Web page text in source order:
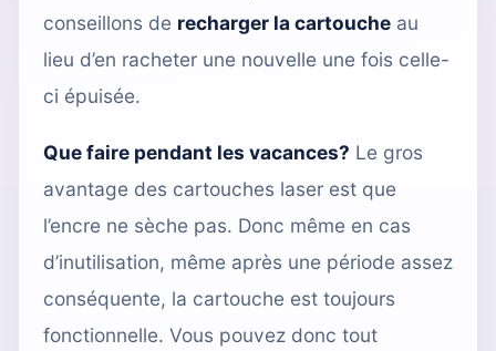
conseillons de recharger la cartouche au
lieu d’en racheter une nouvelle une fois celle-
ci épuisée.
Que faire pendant les vacances? Le gros
avantage des cartouches laser est que
l’encre ne sèche pas. Donc même en cas
d’inutilisation, même après une période assez
conséquente, la cartouche est toujours
fonctionnelle. Vous pouvez donc tout